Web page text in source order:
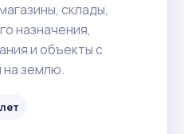
склады,
назначения,
и объекты с
землю.